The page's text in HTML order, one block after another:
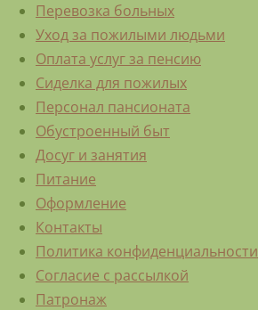
Перевозка больных
Уход за пожилыми людьми
Оплата услуг за пенсию
Сиделка для пожилых
Персонал пансионата
Обустроенный быт
Досуг и занятия
Питание
Оформление
Контакты
Политика конфиденциальности
Согласие с рассылкой
Патронаж